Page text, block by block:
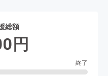
総額
円
終了